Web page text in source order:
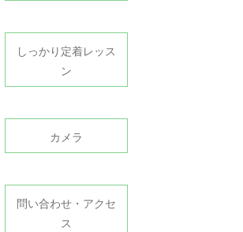
しっかり定着レッス
ン
カメラ
問い合わせ・アクセ
ス